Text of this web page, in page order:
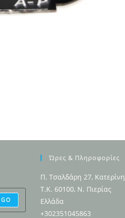
GO
Ώρες & Πληροφορίες
Π. Τσαλδάρη 27, Κατερίνη
Τ.Κ. 60100, Ν. Πιερίας
Ελλάδα
+302351045863